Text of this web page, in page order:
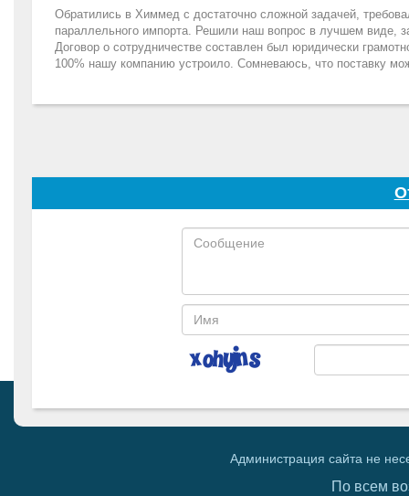
Обратились в Химмед с достаточно сложной задачей,
параллельного импорта. Решили наш вопрос в лучшем виде,
Договор о сотрудничестве составлен был юридически
100% нашу компанию устроило. Сомневаюсь, что поставку
Администрация сайта не
По всем